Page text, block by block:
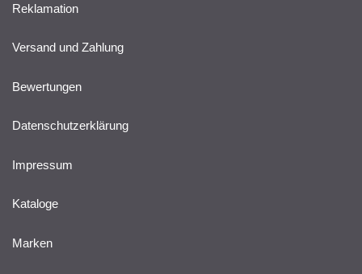
Reklamation
Versand und Zahlung
Bewertungen
Datenschutzerklärung
Impressum
Kataloge
Marken